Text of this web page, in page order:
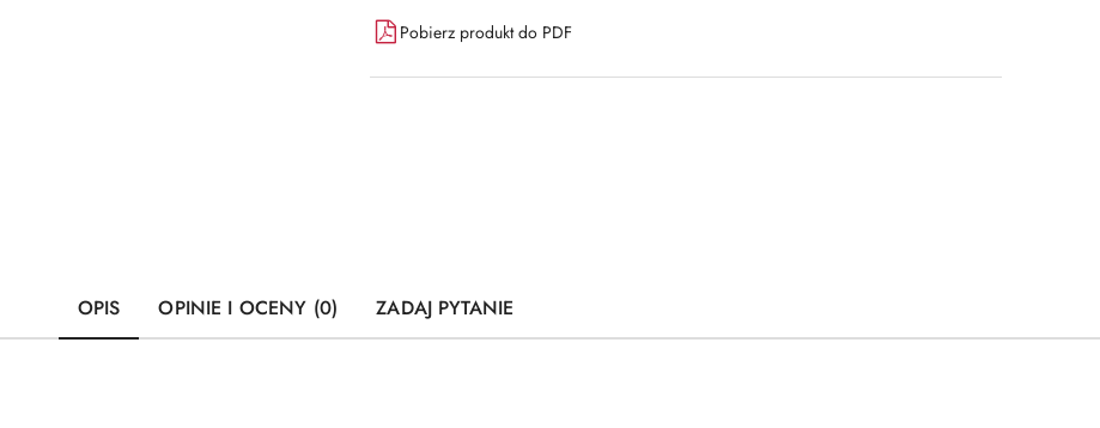
Pobierz produkt do PDF
OPIS OPINIE I OCENY (0) ZADAJ PYTANIE